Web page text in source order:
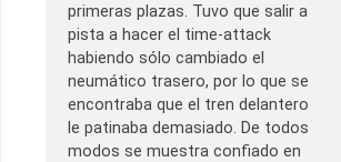
primeras plazas. Tuvo que salir a
pista a hacer el time-attack
habiendo sólo cambiado el
neumático trasero, por lo que se
encontraba que el tren delantero
le patinaba demasiado. De todos
modos se muestra confiado en